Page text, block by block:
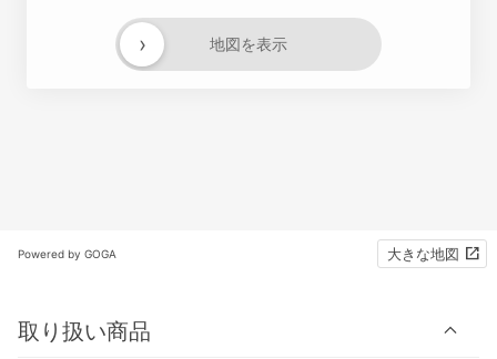
地図を表示
›
Powered by GOGA 大きな地図
取り扱い商品